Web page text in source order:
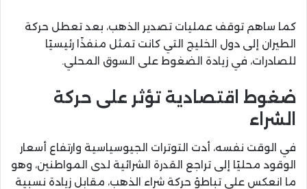
كما ساهم توقف عمليات تصدير الذهب، بعد تعطل حركة
الطيران إلى دول الخليج التي كانت تمثل منفذًا رئيسيًا
للصادرات، في زيادة الضغوط على السوق المحلي.
ضغوط اقتصادية تؤثر على حركة
الشراء
في الوقت نفسه، أدت التوترات الجيوسياسية وارتفاع أسعار
الوقود محليًا إلى تراجع القدرة الشرائية لدى المواطنين، وهو
ما انعكس على تباطؤ حركة شراء الذهب، مقابل زيادة نسبية